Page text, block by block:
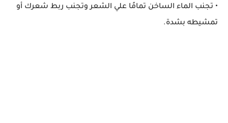
• تجنب الماء الساخن تمامًا علي الشعر وتجنب ربط شعرك أو
تمشيطه بشدة.